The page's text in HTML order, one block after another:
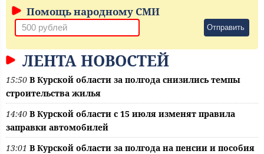
Помощь народному СМИ
Отправить
ЛЕНТА НОВОСТЕЙ
15:50 В Курской области за полгода снизились темпы
строительства жилья
14:40 В Курской области с 15 июля изменят правила
заправки автомобилей
13:01 В Курской области за полгода на пенсии и пособия